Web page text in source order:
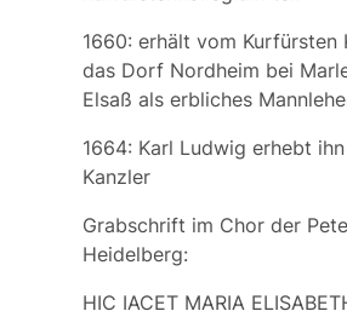
1660: erhält vom Kurfürsten
das Dorf Nordheim bei
Elsaß als erbliches
1664: Karl Ludwig erhebt
Kanzler
Grabschrift im Chor der
Heidelberg:
HIC IACET MARIA